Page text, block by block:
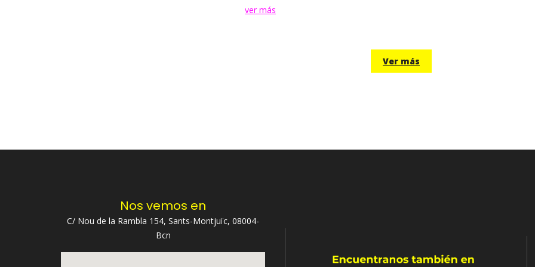
ver más
Ver más
Nos vemos en
C/ Nou de la Rambla 154, Sants-Montjuïc, 08004-
Bcn